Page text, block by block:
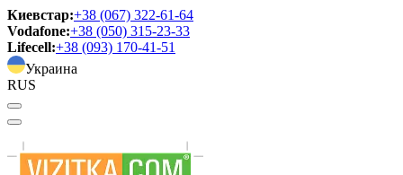
Киевстар:+38 (067) 322-61-64
Vodafone:+38 (050) 315-23-33
Lifecell:+38 (093) 170-41-51
Украина
RUS